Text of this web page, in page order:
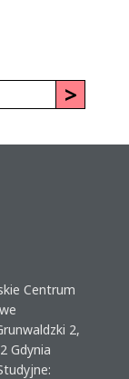
Centrum
2,
Gdynia